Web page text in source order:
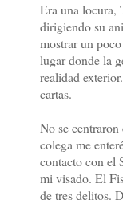
Era una locura,
dirigiendo su
mostrar un
lugar donde la
realidad
cartas.
No se centraron
colega me
contacto con el
mi visado. El
de tres delitos.